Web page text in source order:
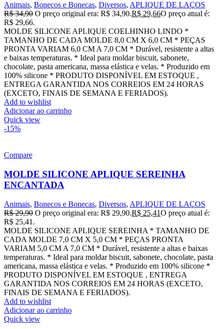
Animais, Bonecos e Bonecas, Diversos, APLIQUE DE LAÇOS
R$34,90 O preço original era: R$ 34,90.R$ 29,66O preço atual é:
R$ 29,66.
MOLDE SILICONE APLIQUE COELHINHO LINDO *
TAMANHO DE CADA MOLDE 8,0 CM X 6,0 CM * PEÇAS
PRONTA VARIAM 6,0 CM A 7,0 CM * Durável, resistente a altas
e baixas temperaturas. * Ideal para moldar biscuit, sabonete,
chocolate, pasta americana, massa elástica e velas. * Produzido em
100% silicone * PRODUTO DISPONÍVEL EM ESTOQUE ,
ENTREGA GARANTIDA NOS CORREIOS EM 24 HORAS
(EXCETO, FINAIS DE SEMANA E FERIADOS).
Add to wishlist
Adicionar ao carrinho
Quick view
-15%
Compare
MOLDE SILICONE APLIQUE SEREINHA
ENCANTADA
Animais, Bonecos e Bonecas, Diversos, APLIQUE DE LAÇOS
R$29,90 O preço original era: R$ 29,90.R$ 25,41O preço atual é:
R$ 25,41.
MOLDE SILICONE APLIQUE SEREINHA * TAMANHO DE
CADA MOLDE 7,0 CM X 5,0 CM * PEÇAS PRONTA
VARIAM 5,0 CM A 7,0 CM * Durável, resistente a altas e baixas
temperaturas. * Ideal para moldar biscuit, sabonete, chocolate, pasta
americana, massa elástica e velas. * Produzido em 100% silicone *
PRODUTO DISPONÍVEL EM ESTOQUE , ENTREGA
GARANTIDA NOS CORREIOS EM 24 HORAS (EXCETO,
FINAIS DE SEMANA E FERIADOS).
Add to wishlist
Adicionar ao carrinho
Quick view